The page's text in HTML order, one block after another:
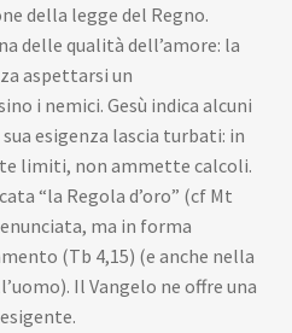
della legge del Regno.
delle qualità dell’amore: la
aspettarsi un
i nemici. Gesù indica alcuni
esigenza lascia turbati: in
limiti, non ammette calcoli.
“la Regola d’oro” (cf Mt
ma in forma
(Tb 4,15) (e anche nella
Il Vangelo ne offre una